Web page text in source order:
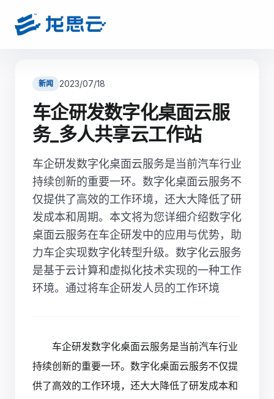
新闻 2023/07/18
车企研发数字化桌面云服
务_多人共享云工作站
车企研发数字化桌面云服务是当前汽车行业
持续创新的重要一环。数字化桌面云服务不
仅提供了高效的工作环境，还大大降低了研
发成本和周期。本文将为您详细介绍数字化
桌面云服务在车企研发中的应用与优势，助
力车企实现数字化转型升级。数字化云服务
是基于云计算和虚拟化技术实现的一种工作
环境。通过将车企研发人员的工作环境
车企研发数字化桌面云服务是当前汽车行业
持续创新的重要一环。数字化桌面云服务不仅提
供了高效的工作环境，还大大降低了研发成本和